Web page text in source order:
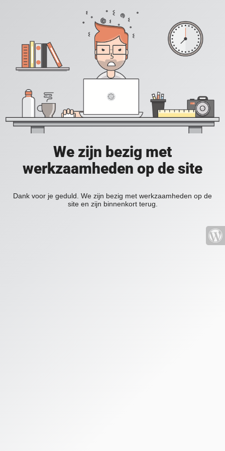
We zijn bezig met
werkzaamheden op de site
Dank voor je geduld. We zijn bezig met werkzaamheden op de
site en zijn binnenkort terug.